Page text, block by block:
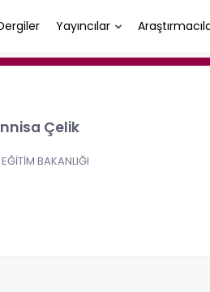
Yayıncılar
Çelik
BAKANLIĞI